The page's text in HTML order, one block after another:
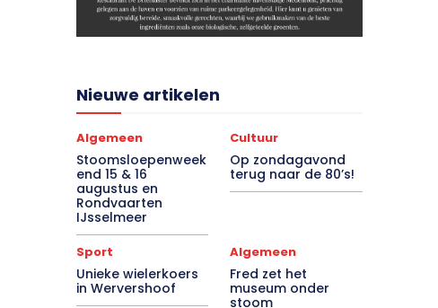
Nieuwe artikelen
Algemeen
Stoomsloepenweek
end 15 & 16
augustus en
Rondvaarten
IJsselmeer
Cultuur
Op zondagavond
terug naar de 80’s!
Sport
Unieke wielerkoers
in Wervershoof
Algemeen
Fred zet het
museum onder
stoom